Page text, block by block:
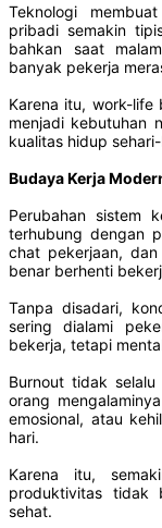
Teknologi
pribadi semakin
bahkan saat
banyak pekerja
Karena itu, work-life
menjadi kebutuhan
kualitas hidup
Budaya Kerja
Perubahan sistem
terhubung dengan
chat pekerjaan,
benar berhenti
Tanpa disadari,
sering dialami
bekerja, tetapi
Burnout tidak
orang
emosional, atau
hari.
Karena itu,
produktivitas tidak
sehat.